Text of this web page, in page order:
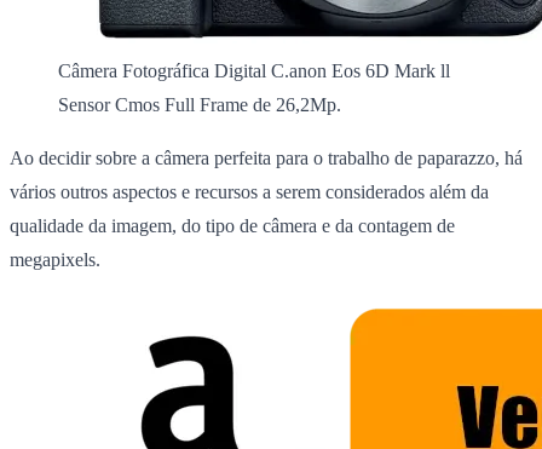
Câmera Fotográfica Digital C.anon Eos 6D Mark ll
Sensor Cmos Full Frame de 26,2Mp.
Ao decidir sobre a câmera perfeita para o trabalho de paparazzo, há
vários outros aspectos e recursos a serem considerados além da
qualidade da imagem, do tipo de câmera e da contagem de
megapixels.